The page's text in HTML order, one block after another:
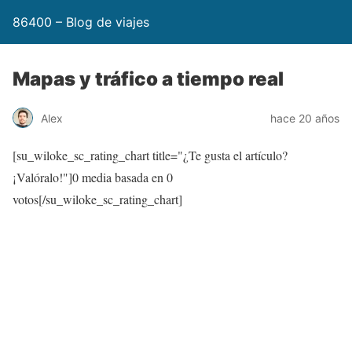
86400 – Blog de viajes
Mapas y tráfico a tiempo real
Alex hace 20 años
[su_wiloke_sc_rating_chart title="¿Te gusta el artículo?
¡Valóralo!"]0media basada en 0
votos[/su_wiloke_sc_rating_chart]